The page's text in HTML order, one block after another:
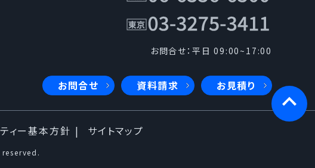
お問合せ：平日 09:00~17:00
お問合せ 資料請求 お見積り
ィー基本方針 サイトマップ